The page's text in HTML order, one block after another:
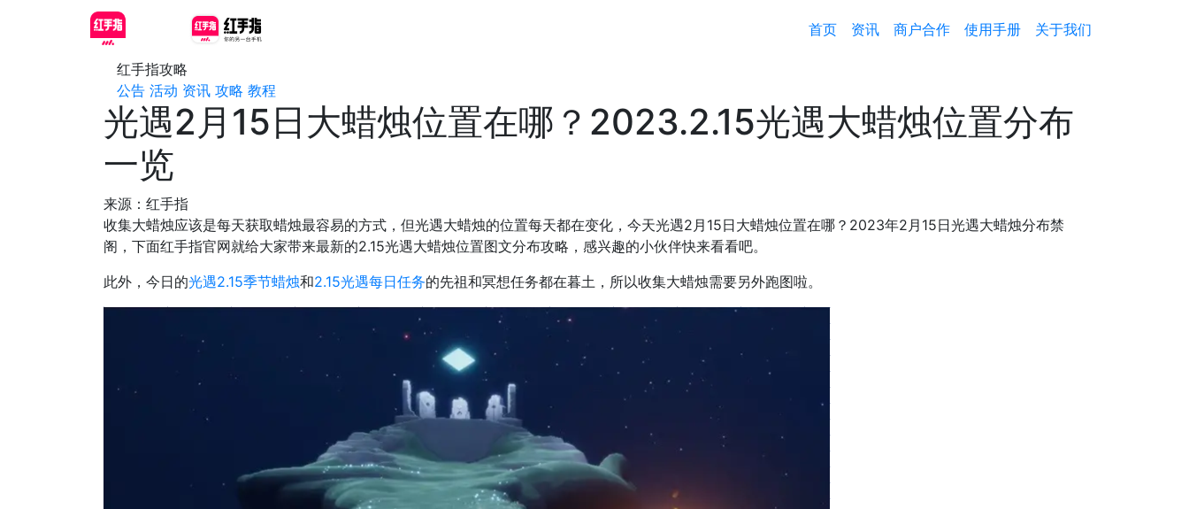
首页 资讯 商户合作 使用手册 关于我们
红手指攻略
公告 活动 资讯 攻略 教程
光遇2月15日大蜡烛位置在哪？2023.2.15光遇大蜡烛位置分布
一览
来源：红手指
收集大蜡烛应该是每天获取蜡烛最容易的方式，但光遇大蜡烛的位置每天都在变化，今天光遇2月15日大蜡烛位置在哪？2023年2月15日光遇大蜡烛分布禁
阁，下面红手指官网就给大家带来最新的2.15光遇大蜡烛位置图文分布攻略，感兴趣的小伙伴快来看看吧。
此外，今日的光遇2.15季节蜡烛和2.15光遇每日任务的先祖和冥想任务都在暮土，所以收集大蜡烛需要另外跑图啦。